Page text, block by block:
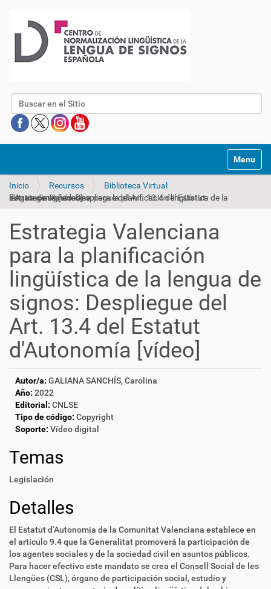
Buscar
Mostrar/
Inicio Recursos
Biblioteca Virtual
Estrategia Valenciana para la planificación lingüística de la lengua de signos: Despliegue del Art. 13.4 del Estatut d'Autonomía [vídeo]
Estrategia Valenciana
para la planificación
lingüística de la lengua de
signos: Despliegue del
Art. 13.4 del Estatut
d'Autonomía [vídeo]
Autor/a: GALIANA SANCHÍS, Carolina
Año: 2022
Editorial: CNLSE
Tipo de código: Copyright
Soporte: Vídeo digital
Temas
Legislación
Detalles
El Estatut d’Autonomia de la Comunitat Valenciana establece en
el artículo 9.4 que la Generalitat promoverá la participación de
los agentes sociales y de la sociedad civil en asuntos públicos.
Para hacer efectivo este mandato se crea el Consell Social de les
Llengües (CSL), órgano de participación social, estudio y